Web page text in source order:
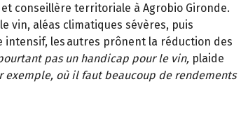
conseillère territoriale à Agrobio Gironde.
vin, aléas climatiques sévères, puis
intensif, les autres prônent la réduction des
pas un handicap pour le vin, plaide
exemple, où il faut beaucoup de rendements